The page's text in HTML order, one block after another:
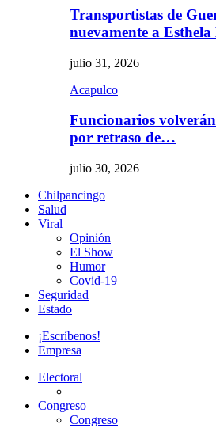
Transportistas de
nuevamente a
julio 31, 2026
Acapulco
Funcionarios
por retraso de…
julio 30, 2026
Chilpancingo
Salud
Viral
Opinión
El Show
Humor
Covid-19
Seguridad
Estado
¡Escríbenos!
Empresa
Electoral
Congreso
Congreso